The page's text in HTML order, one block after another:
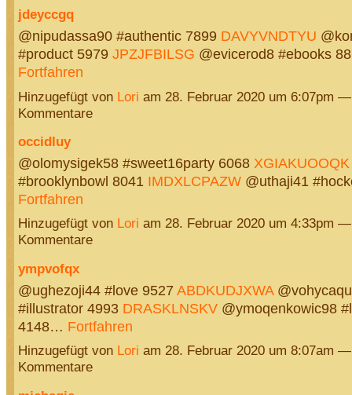
jdeyccgq
@nipudassa90 #authentic 7899 DAVYVNDTYU
#product 5979 JPZJFBILSG @evicerod8 #ebooks
Fortfahren
Hinzugefügt von Lori am 28. Februar 2020 um 6:07pm
Kommentare
occidluy
@olomysigek58 #sweet16party 6068 XGIAKUOOQK
#brooklynbowl 8041 IMDXLCPAZW@uthaji41
Fortfahren
Hinzugefügt von Lori am 28. Februar 2020 um 4:33pm
Kommentare
ympvofqx
@ughezoji44 #love 9527 ABDKUDJXWA
#illustrator 4993 DRASKLNSKV@ymoqenkowic98
4148… Fortfahren
Hinzugefügt von Lori am 28. Februar 2020 um 8:07am
Kommentare